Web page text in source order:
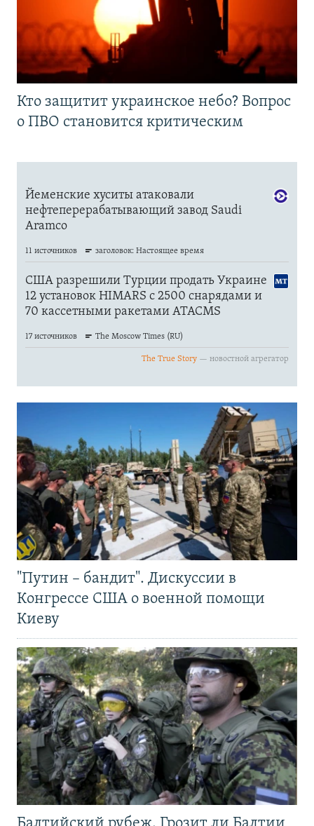
Кто защитит украинское небо? Вопрос
о ПВО становится критическим
"Путин – бандит". Дискуссии в
Конгрессе США о военной помощи
Киеву